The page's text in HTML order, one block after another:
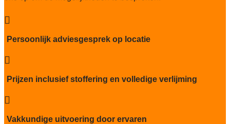
Brandwerend
BFF1D27C

Persoonlijk adviesgesprek op locatie

Prijzen inclusief stoffering en volledige verlijming

Vakkundige uitvoering door ervaren